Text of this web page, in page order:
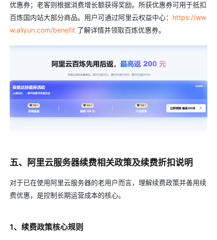
优惠券；老客则根据消费增长额获得奖励。所获优惠券可用于抵扣
百炼国内站大部分商品。用户可通过阿里云权益中心： https://ww
w.aliyun.com/benefit 了解详情并领取百炼优惠券。
五、阿里云服务器续费相关政策及续费折扣说明
对于已在使用阿里云服务器的老用户而言，理解续费政策并善用续
费优惠，是控制长期运营成本的核心。
1、续费政策核心规则